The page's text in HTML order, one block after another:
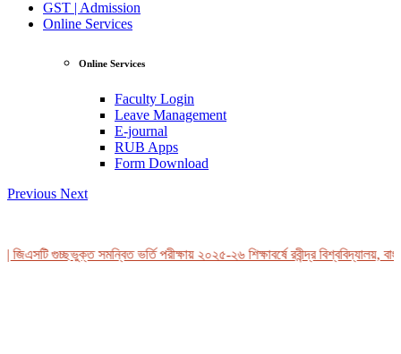
GST | Admission
Online Services
Online Services
Faculty Login
Leave Management
E-journal
RUB Apps
Form Download
Previous Next
গুচ্ছভুক্ত সমন্বিত ভর্তি পরীক্ষায় ২০২৫-২৬ শিক্ষাবর্ষে রবীন্দ্র বিশ্ববিদ্যালয়,